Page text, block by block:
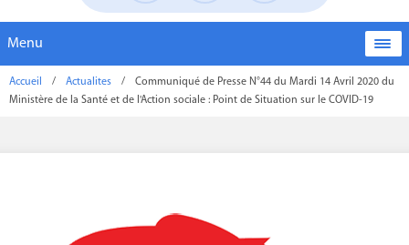
Menu
Accueil / Actualites /
Communiqué de Presse N°44 du Mardi 14 Avril 2020 du
Ministère de la Santé et de l'Action sociale : Point de Situation sur le COVID-19